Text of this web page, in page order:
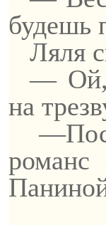
будешь
Ляля
— Ой,
на